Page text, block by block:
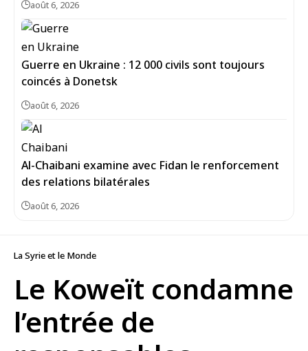
août 6, 2026
Guerre en Ukraine : 12 000 civils sont toujours
coincés à Donetsk
août 6, 2026
Al-Chaibani examine avec Fidan le renforcement
des relations bilatérales
août 6, 2026
La Syrie et le Monde
Le Koweït condamne
l’entrée de